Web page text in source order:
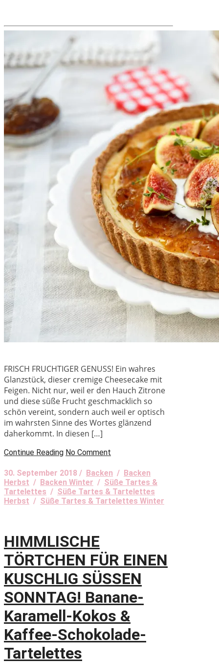
FRISCH FRUCHTIGER GENUSS! Ein wahres
Glanzstück, dieser cremige Cheesecake mit
Feigen. Nicht nur, weil er den Hauch Zitrone
und diese süße Frucht geschmacklich so
schön vereint, sondern auch weil er optisch
im wahrsten Sinne des Wortes glänzend
daherkommt. In diesen […]
Continue Reading No Comment
30. September 2018 / Backen / Backen
Herbst / Backen Winter / Süße Tartes &
Tartelettes / Süße Tartes & Tartelettes
Herbst / Süße Tartes & Tartelettes Winter
HIMMLISCHE
TÖRTCHEN FÜR EINEN
KUSCHLIG SÜSSEN
SONNTAG! Banane-
Karamell-Kokos &
Kaffee-Schokolade-
Tartelettes